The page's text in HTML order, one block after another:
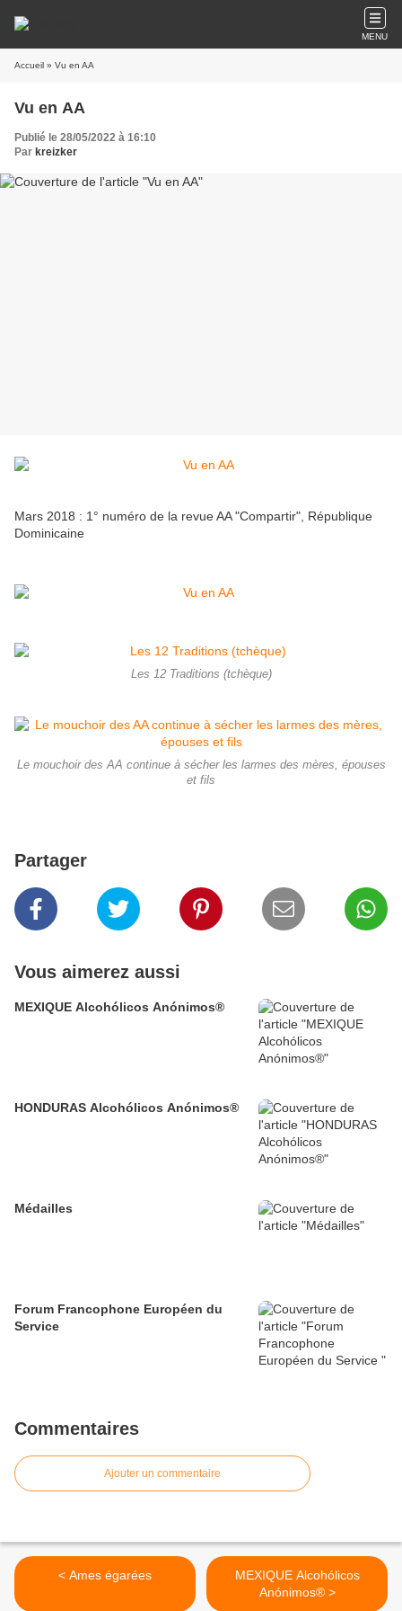
MENU
Accueil » Vu en AA
Vu en AA
Publié le 28/05/2022 à 16:10
Par kreizker
Mars 2018 : 1° numéro de la revue AA "Compartir", République
Dominicaine
Les 12 Traditions (tchèque)
Le mouchoir des AA continue à sécher les larmes des mères, épouses
et fils
Partager
Vous aimerez aussi
MEXIQUE Alcohólicos Anónimos®
HONDURAS Alcohólicos Anónimos®
Médailles
Forum Francophone Européen du
Service
Commentaires
Ajouter un commentaire
< Ames égarées
MEXIQUE Alcohólicos
Anónimos® >